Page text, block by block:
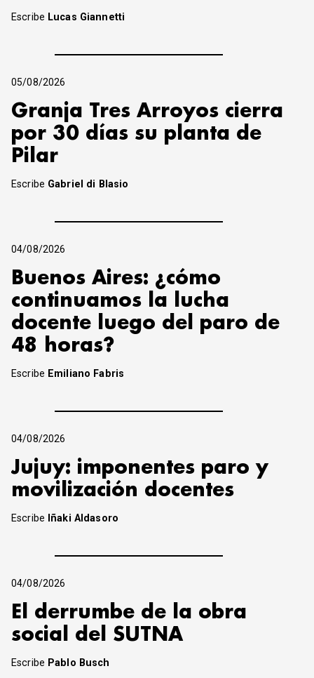
Escribe Lucas Giannetti
05/08/2026
Granja Tres Arroyos cierra
por 30 días su planta de
Pilar
Escribe Gabriel di Blasio
04/08/2026
Buenos Aires: ¿cómo
continuamos la lucha
docente luego del paro de
48 horas?
Escribe Emiliano Fabris
04/08/2026
Jujuy: imponentes paro y
movilización docentes
Escribe Iñaki Aldasoro
04/08/2026
El derrumbe de la obra
social del SUTNA
Escribe Pablo Busch